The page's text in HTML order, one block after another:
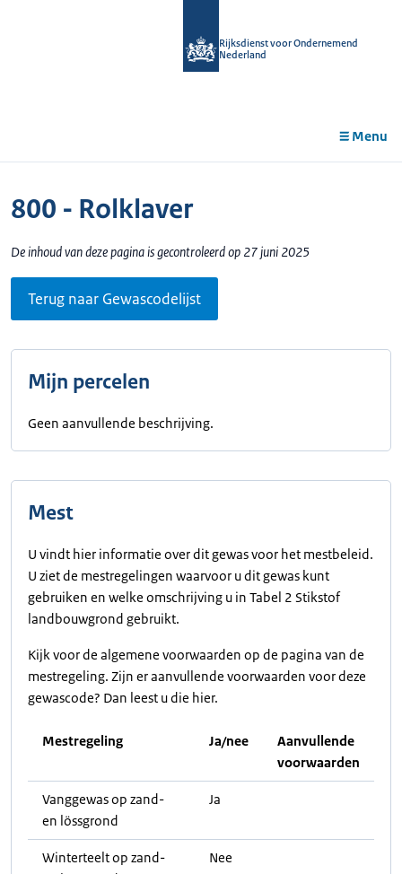
Rijksdienst voor Ondernemend
Nederland
Menu
800 - Rolklaver
De inhoud van deze pagina is gecontroleerd op 27 juni 2025
Terug naar Gewascodelijst
Mijn percelen
Geen aanvullende beschrijving.
Mest
U vindt hier informatie over dit gewas voor het mestbeleid.
U ziet de mestregelingen waarvoor u dit gewas kunt
gebruiken en welke omschrijving u in Tabel 2 Stikstof
landbouwgrond gebruikt.
Kijk voor de algemene voorwaarden op de pagina van de
mestregeling. Zijn er aanvullende voorwaarden voor deze
gewascode? Dan leest u die hier.
Mestregeling Ja/nee
Aanvullende
voorwaarden
Vanggewas op zand-
en lössgrond
Ja
Winterteelt op zand-
Nee